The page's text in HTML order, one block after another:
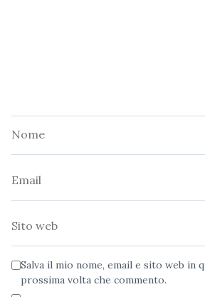
Salva il mio nome, email e sito web in
prossima volta che commento.